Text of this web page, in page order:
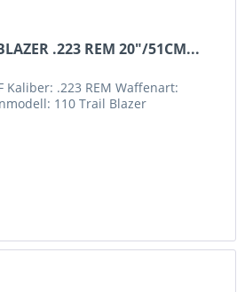
.223 REM 20"/51CM...
Kaliber: .223 REM Waffenart:
110 Trail Blazer